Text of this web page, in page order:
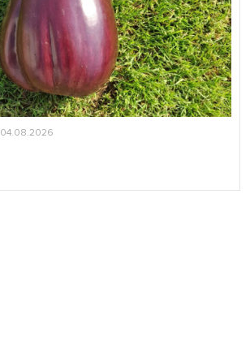
04.08.2026